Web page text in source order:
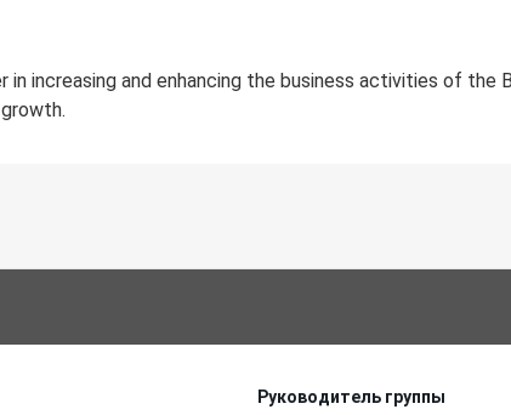
increasing and enhancing the business activities of the
Руководитель группы